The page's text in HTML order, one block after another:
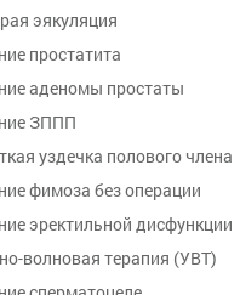
эякуляция
простатита
аденомы простаты
ЗППП
уздечка полового члена
фимоза без операции
эректильной дисфункции
волновая терапия (УВТ)